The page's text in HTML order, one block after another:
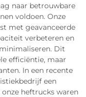
naar betrouwbare
voldoen. Onze
met geavanceerde
verbeteren en
Dit
efficiëntie, maar
In een recente
een
heftrucks waren